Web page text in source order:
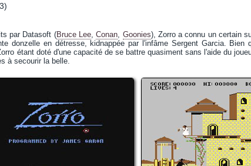
par Datasoft (Bruce Lee,Conan, Goonies), Zorro a connu un certain
donzelle en détresse, kidnappée par l'infâme Sergent Garcia.
étant doté d'une capacité de se battre quasiment sans l'aide du
à secourir la belle.